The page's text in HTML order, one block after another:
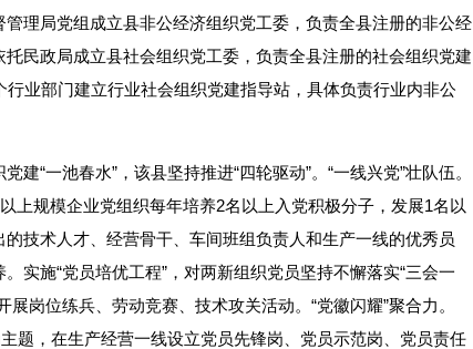
管理局党组成立县非公经济组织党工委，负责全县注册的非公经
民政局成立县社会组织党工委，负责全县注册的社会组织党建
行业部门建立行业社会组织党建指导站，具体负责行业内非公
“一池春水”，该县坚持推进“四轮驱动”。“一线兴党”壮队伍。
上规模企业党组织每年培养2名以上入党积极分子，发展1名以
的技术人才、经营骨干、车间班组负责人和生产一线的优秀员
实施“党员培优工程”，对两新组织党员坚持不懈落实“三会一
展岗位练兵、劳动竞赛、技术攻关活动。“党徽闪耀”聚合力。
主题，在生产经营一线设立党员先锋岗、党员示范岗、党员责任